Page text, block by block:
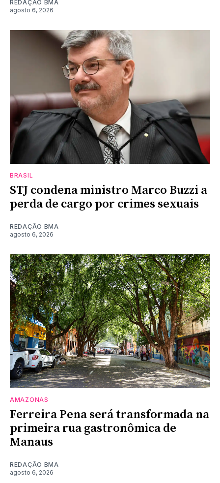
REDAÇÃO BMA
agosto 6, 2026
BRASIL
STJ condena ministro Marco Buzzi a
perda de cargo por crimes sexuais
REDAÇÃO BMA
agosto 6, 2026
AMAZONAS
Ferreira Pena será transformada na
primeira rua gastronômica de
Manaus
REDAÇÃO BMA
agosto 6, 2026